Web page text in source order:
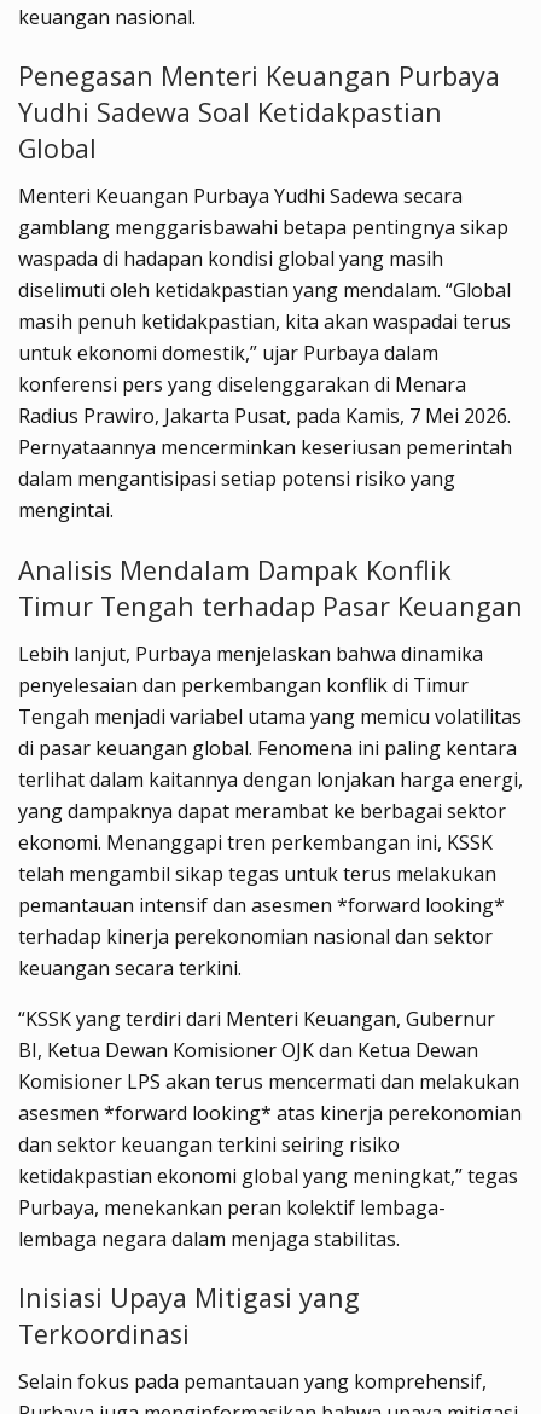
keuangan nasional.
Penegasan Menteri Keuangan Purbaya
Yudhi Sadewa Soal Ketidakpastian
Global
Menteri Keuangan Purbaya Yudhi Sadewa secara
gamblang menggarisbawahi betapa pentingnya sikap
waspada di hadapan kondisi global yang masih
diselimuti oleh ketidakpastian yang mendalam. “Global
masih penuh ketidakpastian, kita akan waspadai terus
untuk ekonomi domestik,” ujar Purbaya dalam
konferensi pers yang diselenggarakan di Menara
Radius Prawiro, Jakarta Pusat, pada Kamis, 7 Mei 2026.
Pernyataannya mencerminkan keseriusan pemerintah
dalam mengantisipasi setiap potensi risiko yang
mengintai.
Analisis Mendalam Dampak Konflik
Timur Tengah terhadap Pasar Keuangan
Lebih lanjut, Purbaya menjelaskan bahwa dinamika
penyelesaian dan perkembangan konflik di Timur
Tengah menjadi variabel utama yang memicu volatilitas
di pasar keuangan global. Fenomena ini paling kentara
terlihat dalam kaitannya dengan lonjakan harga energi,
yang dampaknya dapat merambat ke berbagai sektor
ekonomi. Menanggapi tren perkembangan ini, KSSK
telah mengambil sikap tegas untuk terus melakukan
pemantauan intensif dan asesmen *forward looking*
terhadap kinerja perekonomian nasional dan sektor
keuangan secara terkini.
“KSSK yang terdiri dari Menteri Keuangan, Gubernur
BI, Ketua Dewan Komisioner OJK dan Ketua Dewan
Komisioner LPS akan terus mencermati dan melakukan
asesmen *forward looking* atas kinerja perekonomian
dan sektor keuangan terkini seiring risiko
ketidakpastian ekonomi global yang meningkat,” tegas
Purbaya, menekankan peran kolektif lembaga-
lembaga negara dalam menjaga stabilitas.
Inisiasi Upaya Mitigasi yang
Terkoordinasi
Selain fokus pada pemantauan yang komprehensif,